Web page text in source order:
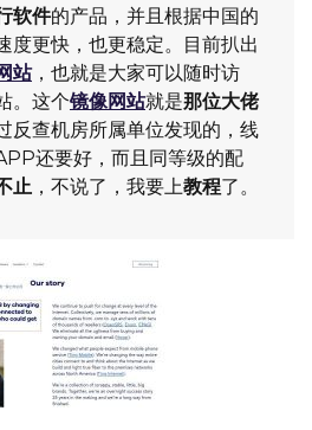
软件的产品，并且根据中国的
度更快，也更稳定。目前扒出
站，也就是大家可以随时访
。这个镜像网站就是那位大佬
反查机房所属单位发现的，线
还要好，而且同等级的配
止 ，不说了，我要上教程了。